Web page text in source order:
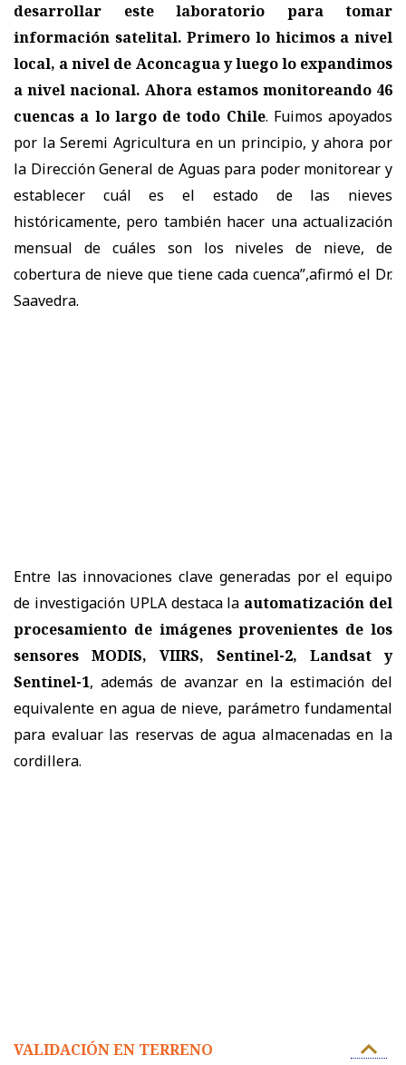
desarrollar este laboratorio para tomar
información satelital. Primero lo hicimos a nivel
local, a nivel de Aconcagua y luego lo expandimos
a nivel nacional. Ahora estamos monitoreando 46
cuencas a lo largo de todo Chile. Fuimos apoyados
por la Seremi Agricultura en un principio, y ahora por
la Dirección General de Aguas para poder monitorear y
establecer cuál es el estado de las nieves
históricamente, pero también hacer una actualización
mensual de cuáles son los niveles de nieve, de
cobertura de nieve que tiene cada cuenca”,afirmó el Dr.
Saavedra.
Entre las innovaciones clave generadas por el equipo
de investigación UPLA destaca la automatización del
procesamiento de imágenes provenientes de los
sensores MODIS, VIIRS, Sentinel-2, Landsat y
Sentinel-1, además de avanzar en la estimación del
equivalente en agua de nieve, parámetro fundamental
para evaluar las reservas de agua almacenadas en la
cordillera.
VALIDACIÓN EN TERRENO